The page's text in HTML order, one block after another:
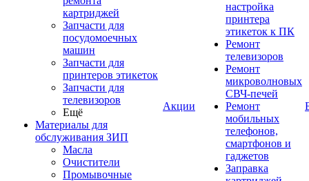
картриджей
Запчасти для
посудомоечных
машин
Запчасти для
принтеров этикеток
Запчасти для
телевизоров
Ещё
Материалы для
обслуживания ЗИП
Масла
Очистители
Промывочные
Акции
настройка
принтера
этикеток к ПК
Ремонт
телевизоров
Ремонт
микроволновых
СВЧ-печей
Ремонт
мобильных
телефонов,
смартфонов и
гаджетов
Заправка